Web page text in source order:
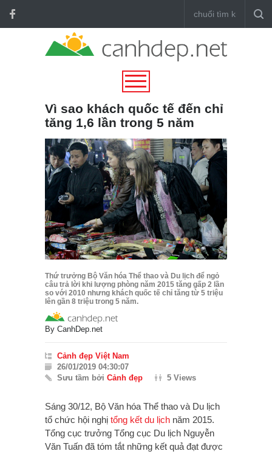
Vì sao khách quốc tế đến chỉ
tăng 1,6 lần trong 5 năm
Thứ trưởng Bộ Văn hóa Thể thao và Du lịch để ngỏ
câu trả lời khi lượng phòng năm 2015 tăng gấp 2 lần
so với 2010 nhưng khách quốc tế chỉ tăng từ 5 triệu
lên gần 8 triệu trong 5 năm.
By CanhDep.net
Cảnh đẹp Việt Nam
26/01/2019 04:30:07
Sưu tầm bởi Cảnh đẹp 5 Views
Sáng 30/12, Bộ Văn hóa Thể thao và Du lịch
tổ chức hội nghị tổng kết du lịch năm 2015.
Tổng cục trưởng Tổng cục Du lịch Nguyễn
Văn Tuấn đã tóm tắt những kết quả đạt được